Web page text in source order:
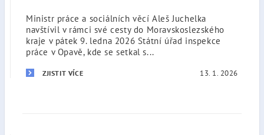
Ministr práce a sociálních věcí Aleš Juchelka
navštívil v rámci své cesty do Moravskoslezského
kraje v pátek 9. ledna 2026 Státní úřad inspekce
práce v Opavě, kde se setkal s...
ZJISTIT VÍCE 13. 1. 2026